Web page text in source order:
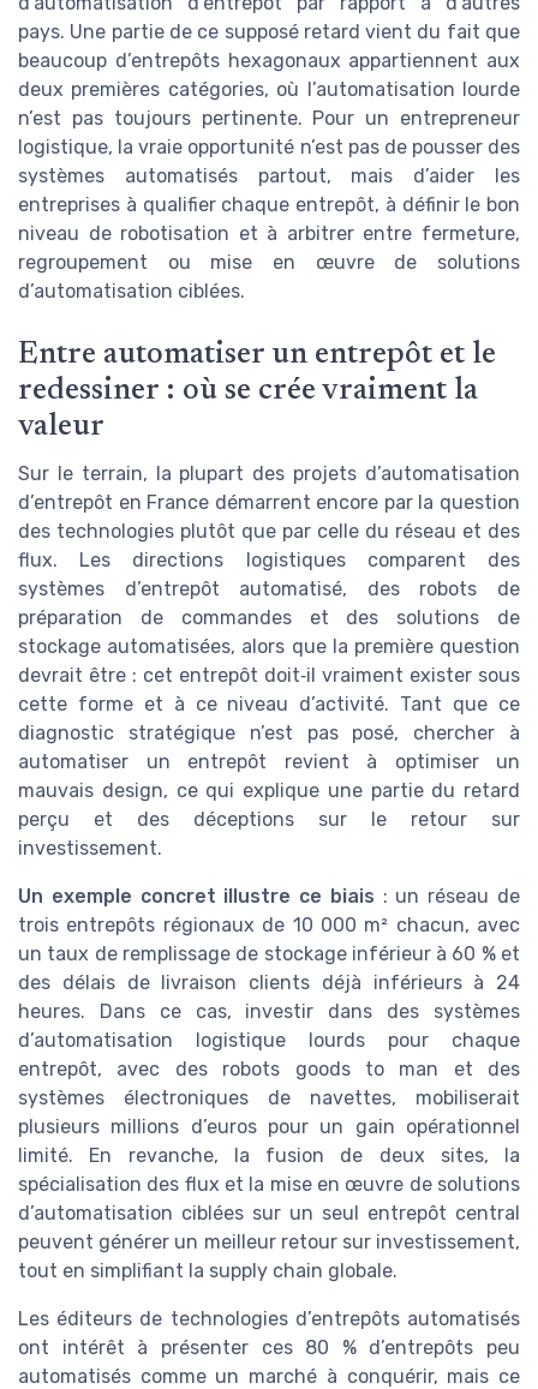
pays. Une partie de ce supposé retard vient du fait que
beaucoup d’entrepôts hexagonaux appartiennent aux
deux premières catégories, où l’automatisation lourde
n’est pas toujours pertinente. Pour un entrepreneur
logistique, la vraie opportunité n’est pas de pousser des
systèmes automatisés partout, mais d’aider les
entreprises à qualifier chaque entrepôt, à définir le bon
niveau de robotisation et à arbitrer entre fermeture,
regroupement ou mise en œuvre de solutions
d’automatisation ciblées.
Entre automatiser un entrepôt et le
redessiner : où se crée vraiment la
valeur
Sur le terrain, la plupart des projets d’automatisation
d’entrepôt en France démarrent encore par la question
des technologies plutôt que par celle du réseau et des
flux. Les directions logistiques comparent des
systèmes d’entrepôt automatisé, des robots de
préparation de commandes et des solutions de
stockage automatisées, alors que la première question
devrait être : cet entrepôt doit‑il vraiment exister sous
cette forme et à ce niveau d’activité. Tant que ce
diagnostic stratégique n’est pas posé, chercher à
automatiser un entrepôt revient à optimiser un
mauvais design, ce qui explique une partie du retard
perçu et des déceptions sur le retour sur
investissement.
Un exemple concret illustre ce biais : un réseau de
trois entrepôts régionaux de 10 000 m² chacun, avec
un taux de remplissage de stockage inférieur à 60 % et
des délais de livraison clients déjà inférieurs à 24
heures. Dans ce cas, investir dans des systèmes
d’automatisation logistique lourds pour chaque
entrepôt, avec des robots goods to man et des
systèmes électroniques de navettes, mobiliserait
plusieurs millions d’euros pour un gain opérationnel
limité. En revanche, la fusion de deux sites, la
spécialisation des flux et la mise en œuvre de solutions
d’automatisation ciblées sur un seul entrepôt central
peuvent générer un meilleur retour sur investissement,
tout en simplifiant la supply chain globale.
Les éditeurs de technologies d’entrepôts automatisés
ont intérêt à présenter ces 80 % d’entrepôts peu
automatisés comme un marché à conquérir, mais ce